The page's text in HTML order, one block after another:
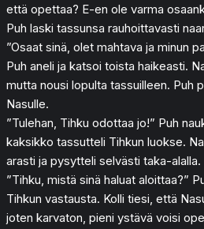
että opettaa? E-en ole varma
Puh laski tassunsa rauhoittavasti
”Osaat sinä, olet mahtava ja minun
Puh aneli ja katsoi toista haikeasti.
mutta nousi lopulta tassuilleen. Puh
Nasulle.
”Tulehan, Tihku odottaa jo!” Puh
kaksikko tassutteli Tihkun luokse.
arasti ja pysytteli selvästi taka-alalla.
”Tihku, mistä sinä haluat aloittaa?”
Tihkun vastausta. Kolli tiesi, että
joten karvaton, pieni ystävä voisi